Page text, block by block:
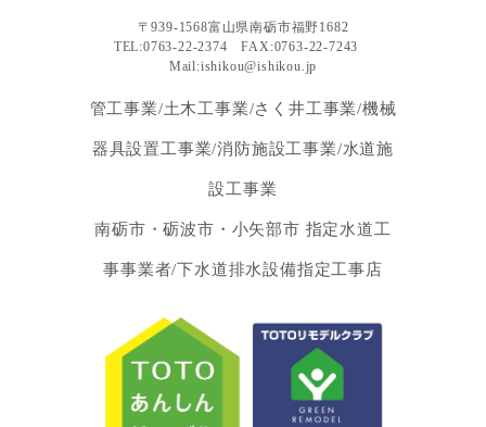
〒939-1568富山県南砺市福野1682
TEL:0763-22-2374 FAX:0763-22-7243
Mail:ishikou@ishikou.jp
管工事業/土木工事業/さく井工事業/機械
器具設置工事業/消防施設工事業/水道施
設工事業
南砺市・砺波市・小矢部市 指定水道工
事事業者/下水道排水設備指定工事店